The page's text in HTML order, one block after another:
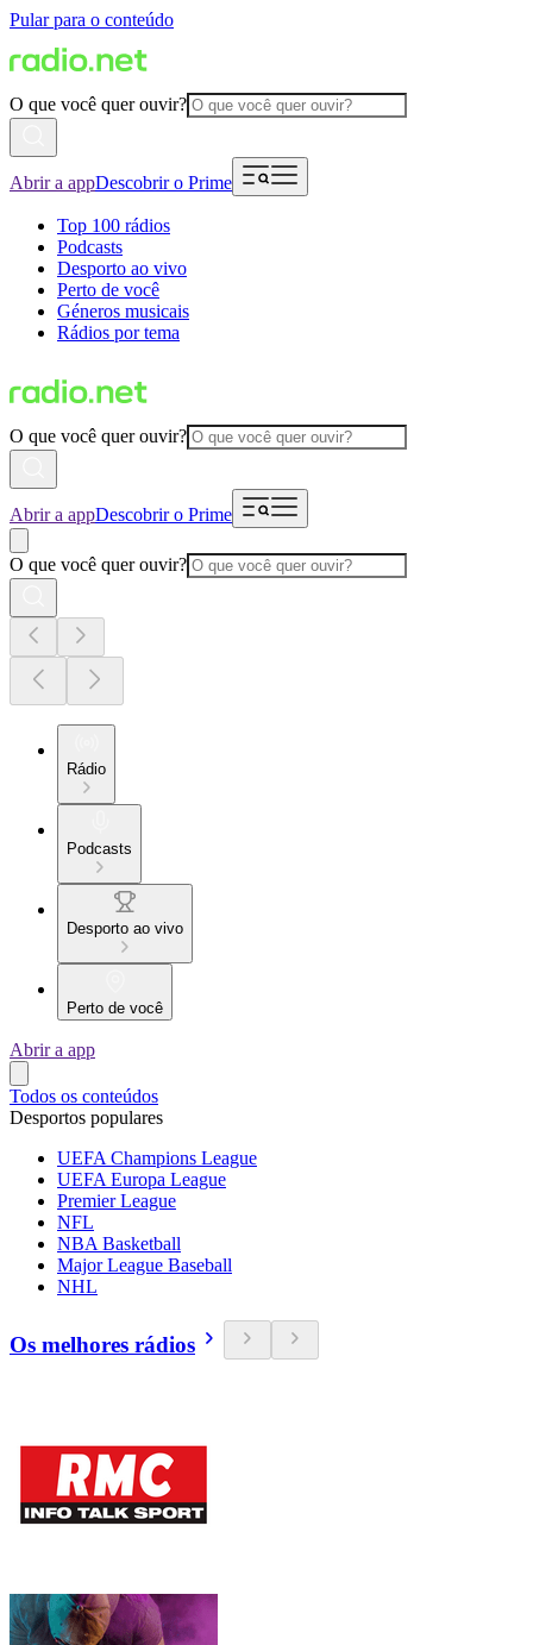
Pular para o conteúdo
O que você quer ouvir?
Abrir a appDescobrir o Prime
Top 100 rádios
Podcasts
Desporto ao vivo
Perto de você
Géneros musicais
Rádios por tema
O que você quer ouvir?
Abrir a appDescobrir o Prime
O que você quer ouvir?
Rádio
Podcasts
Desporto ao vivo
Perto de você
Abrir a app
Todos os conteúdos
Desportos populares
UEFA Champions League
UEFA Europa League
Premier League
NFL
NBA Basketball
Major League Baseball
NHL
Os melhores rádios